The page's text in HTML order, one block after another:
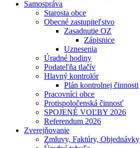
Samospráva
Starosta obce
Obecné zastupiteľstvo
Zasadnutie OZ
Zápisnice
Uznesenia
Úradné hodiny
Podateľňa tlačív
Hlavný kontrolór
Plán kontrolnej činnosti
Pracovníci obce
Protispoločenská činnosť
SPOJENÉ VOĽBY 2026
Referendum 2026
Zverejňovanie
Zmluvy, Faktúry, Objednávky